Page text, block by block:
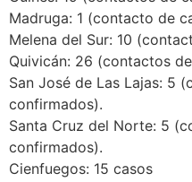
Madruga: 1 (contacto de
Melena del Sur: 10
Quivicán: 26 (contactos
San José de Las Lajas: 5
confirmados).
Santa Cruz del Norte: 5
confirmados).
Cienfuegos: 15 casos